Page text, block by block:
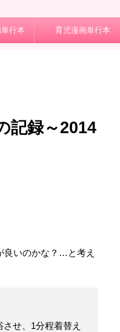
行本 育児漫画単行本
記録～2014
良いのかな？…と考え
せ、1分程着替え